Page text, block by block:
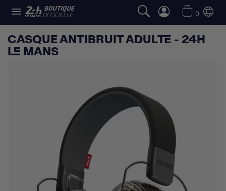
 0
CASQUE ANTIBRUIT ADULTE - 24H
LE MANS